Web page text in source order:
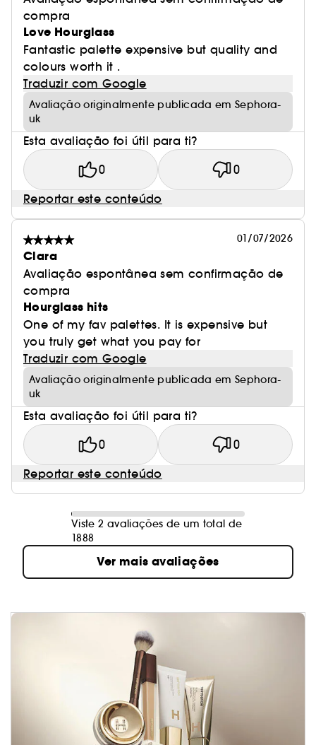
compra
Love Hourglass
Fantastic palette expensive but quality and
colours worth it .
Traduzir com Google
Avaliação originalmente publicada em Sephora-
uk
Esta avaliação foi útil para ti?
0 0
Reportar este conteúdo
01/07/2026
Clara
Avaliação espontânea sem confirmação de
compra
Hourglass hits
One of my fav palettes. It is expensive but
you truly get what you pay for
Traduzir com Google
Avaliação originalmente publicada em Sephora-
uk
Esta avaliação foi útil para ti?
0 0
Reportar este conteúdo
Viste 2 avaliações de um total de
1888
Ver mais avaliações